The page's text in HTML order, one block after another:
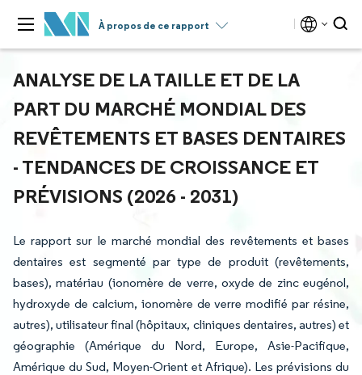
À propos de ce rapport
ANALYSE DE LA TAILLE ET DE LA
PART DU MARCHÉ MONDIAL DES
REVÊTEMENTS ET BASES DENTAIRES
- TENDANCES DE CROISSANCE ET
PRÉVISIONS (2026 - 2031)
Le rapport sur le marché mondial des revêtements et bases
dentaires est segmenté par type de produit (revêtements,
bases), matériau (ionomère de verre, oxyde de zinc eugénol,
hydroxyde de calcium, ionomère de verre modifié par résine,
autres), utilisateur final (hôpitaux, cliniques dentaires, autres) et
géographie (Amérique du Nord, Europe, Asie-Pacifique,
Amérique du Sud, Moyen-Orient et Afrique). Les prévisions du